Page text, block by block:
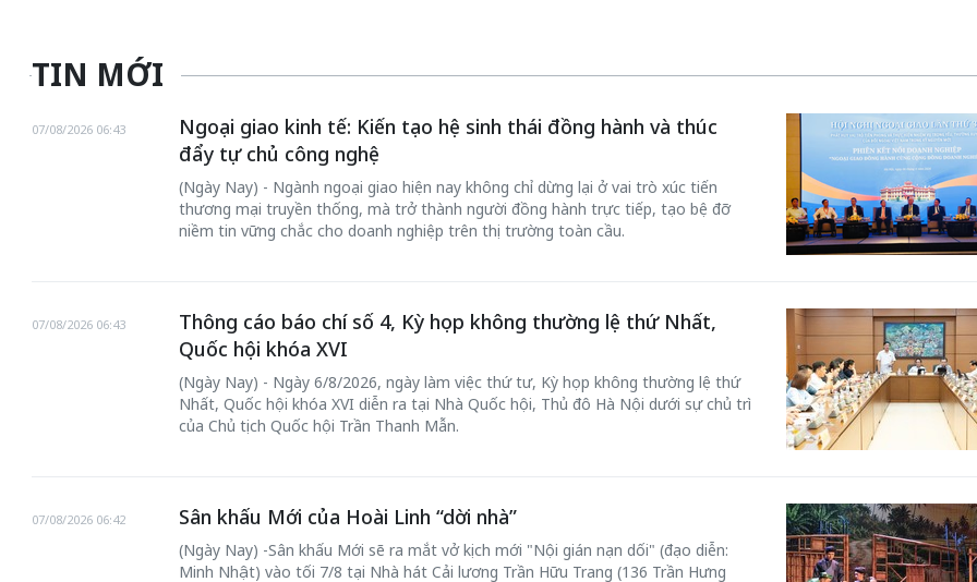
TIN MỚI
Ngoại giao kinh tế: Kiến tạo hệ sinh thái đồng hành và thúc
đẩy tự chủ công nghệ
07/08/2026 06:43
(Ngày Nay) - Ngành ngoại giao hiện nay không chỉ dừng lại ở vai trò xúc tiến
thương mại truyền thống, mà trở thành người đồng hành trực tiếp, tạo bệ đỡ
niềm tin vững chắc cho doanh nghiệp trên thị trường toàn cầu.
Thông cáo báo chí số 4, Kỳ họp không thường lệ thứ Nhất,
Quốc hội khóa XVI
07/08/2026 06:43
(Ngày Nay) - Ngày 6/8/2026, ngày làm việc thứ tư, Kỳ họp không thường lệ thứ
Nhất, Quốc hội khóa XVI diễn ra tại Nhà Quốc hội, Thủ đô Hà Nội dưới sự chủ trì
của Chủ tịch Quốc hội Trần Thanh Mẫn.
Sân khấu Mới của Hoài Linh “dời nhà”
07/08/2026 06:42
(Ngày Nay) -Sân khấu Mới sẽ ra mắt vở kịch mới "Nội gián nạn dối" (đạo diễn:
Minh Nhật) vào tối 7/8 tại Nhà hát Cải lương Trần Hữu Trang (136 Trần Hưng